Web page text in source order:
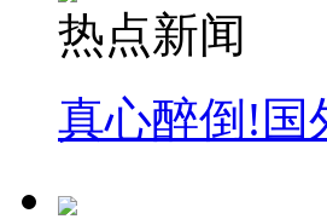
热点新闻
真心醉倒!国